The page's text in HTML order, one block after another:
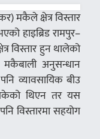
मकैले क्षेत्र विस्तार
हाइब्रिड रामपुर–
विस्तार हुन थालेको
मकैबाली अनुसन्धान
व्यावसायिक बीउ
थिएन तर यस
विस्तारमा सहयोग